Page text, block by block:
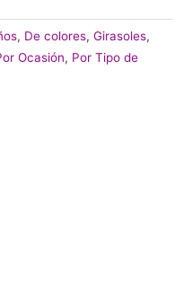
, De colores,Girasoles,
Ocasión, Por Tipo de